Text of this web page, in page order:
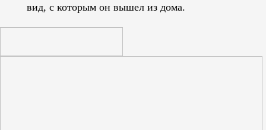
вид, с которым он вышел из дома.